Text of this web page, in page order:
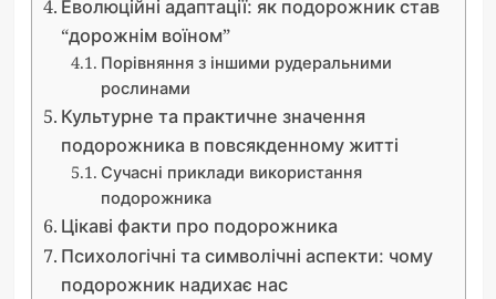
Еволюційні адаптації: як подорожник став
“дорожнім воїном”
Порівняння з іншими рудеральними
рослинами
Культурне та практичне значення
подорожника в повсякденному житті
Сучасні приклади використання
подорожника
Цікаві факти про подорожника
Психологічні та символічні аспекти: чому
подорожник надихає нас